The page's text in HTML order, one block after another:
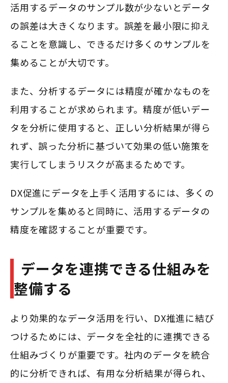
活用するデータのサンプル数が少ないとデータ
の誤差は大きくなります。誤差を最小限に抑え
ることを意識し、できるだけ多くのサンプルを
集めることが大切です。
また、分析するデータには精度が確かなものを
利用することが求められます。精度が低いデー
タを分析に使用すると、正しい分析結果が得ら
れず、誤った分析に基づいて効果の低い施策を
実行してしまうリスクが高まるためです。
DX促進にデータを上手く活用するには、多くの
サンプルを集めると同時に、活用するデータの
精度を確認することが重要です。
データを連携できる仕組みを
整備する
より効果的なデータ活用を行い、DX推進に結び
つけるためには、データを全社的に連携できる
仕組みづくりが重要です。社内のデータを統合
的に分析できれば、有用な分析結果が得られ、